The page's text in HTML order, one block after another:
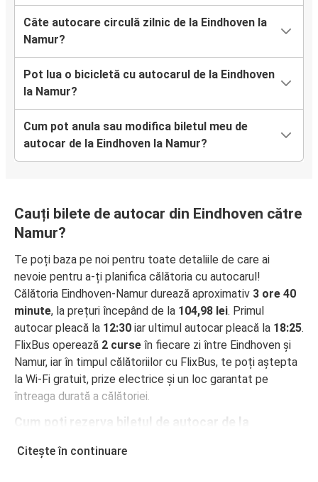
Câte autocare circulă zilnic de la Eindhoven la
Namur?
Pot lua o bicicletă cu autocarul de la Eindhoven
la Namur?
Cum pot anula sau modifica biletul meu de
autocar de la Eindhoven la Namur?
Cauți bilete de autocar din Eindhoven către
Namur?
Te poți baza pe noi pentru toate detaliile de care ai
nevoie pentru a-ți planifica călătoria cu autocarul!
Călătoria Eindhoven-Namur durează aproximativ 3 ore 40
minute, la prețuri începând de la 104,98 lei. Primul
autocar pleacă la 12:30 iar ultimul autocar pleacă la 18:25.
FlixBus operează 2 curse în fiecare zi între Eindhoven și
Namur, iar în timpul călătoriilor cu FlixBus, te poți aștepta
la Wi-Fi gratuit, prize electrice și un loc garantat pe
întreaga durată a călătoriei.
Cum poți rezerva biletul de autocar de la
Citește în continuare